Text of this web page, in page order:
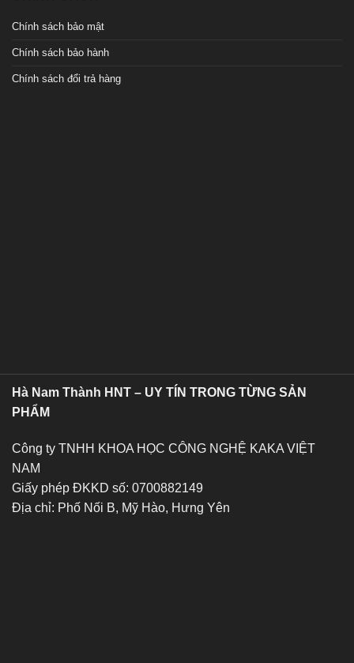
Chính sách bảo mật
Chính sách bảo hành
Chính sách đổi trả hàng
Hà Nam Thành HNT – UY TÍN TRONG TỪNG SẢN
PHẨM
Công ty TNHH KHOA HỌC CÔNG NGHỆ KAKA VIỆT
NAM
Giấy phép ĐKKD số: 0700882149
Địa chỉ: Phố Nối B, Mỹ Hào, Hưng Yên